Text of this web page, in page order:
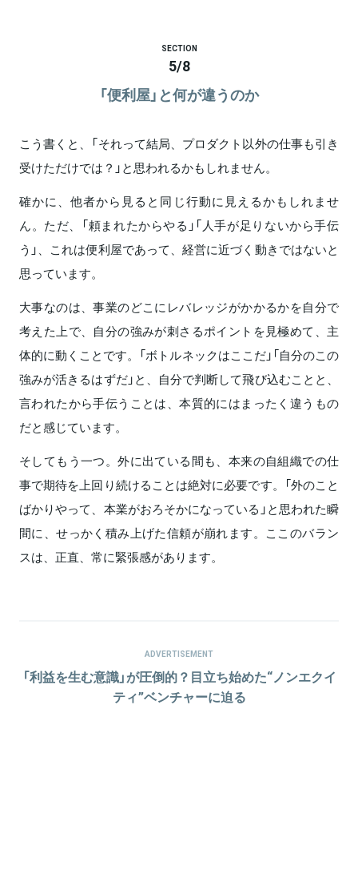
SECTION
5/8
「便利屋」と何が違うのか
こう書くと、「それって結局、プロダクト以外の仕事も引き
受けただけでは？」と思われるかもしれません。
確かに、他者から見ると同じ行動に見えるかもしれませ
ん。ただ、「頼まれたからやる」「人手が足りないから手伝
う」、これは便利屋であって、経営に近づく動きではないと
思っています。
大事なのは、事業のどこにレバレッジがかかるかを自分で
考えた上で、自分の強みが刺さるポイントを見極めて、主
体的に動くことです。「ボトルネックはここだ」「自分のこの
強みが活きるはずだ」と、自分で判断して飛び込むことと、
言われたから手伝うことは、本質的にはまったく違うもの
だと感じています。
そしてもう一つ。外に出ている間も、本来の自組織での仕
事で期待を上回り続けることは絶対に必要です。「外のこと
ばかりやって、本業がおろそかになっている」と思われた瞬
間に、せっかく積み上げた信頼が崩れます。ここのバラン
スは、正直、常に緊張感があります。
ADVERTISEMENT
「利益を生む意識」が圧倒的？目立ち始めた“ノンエクイ
ティ”ベンチャーに迫る